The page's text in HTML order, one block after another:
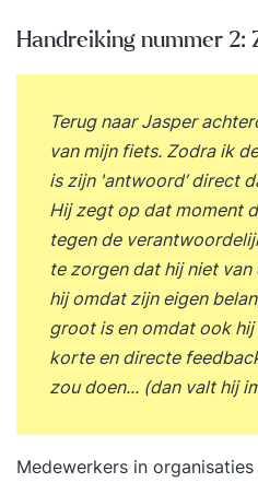
Handreiking nummer 2:
Terug naar Jasper
van mijn fiets. Zodra ik
is zijn 'antwoord’ direct
Hij zegt op dat moment
tegen de
te zorgen dat hij niet
hij omdat zijn eigen
groot is en omdat ook
korte en directe
zou doen... (dan valt hij
Medewerkers in